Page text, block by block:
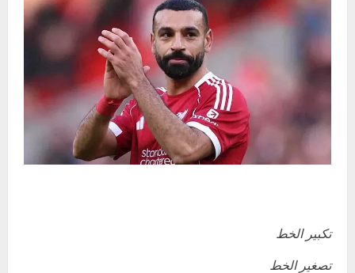
تكبير الخط
تصغير الخط